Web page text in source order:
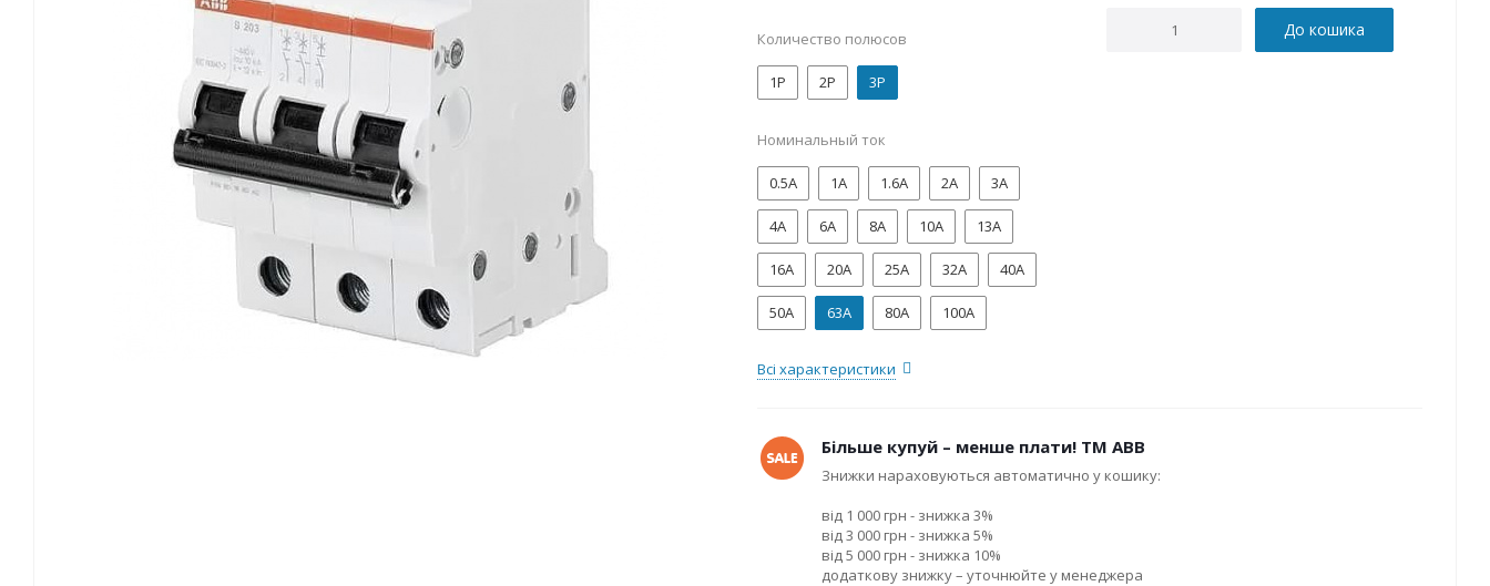
Количество полюсов
1P 2P 3P
Номинальный ток
0.5А 1А 1.6А 2А 3А
4А 6А 8А 10А 13А
16А 20А 25А 32А 40А
50А 63А 80А 100А
Всі характеристики
До кошика
Більше купуй – менше плати! ТМ ABB
Знижки нараховуються автоматично у кошику:
від 1 000 грн - знижка 3%
від 3 000 грн - знижка 5%
від 5 000 грн - знижка 10%
додаткову знижку – уточнюйте у менеджера